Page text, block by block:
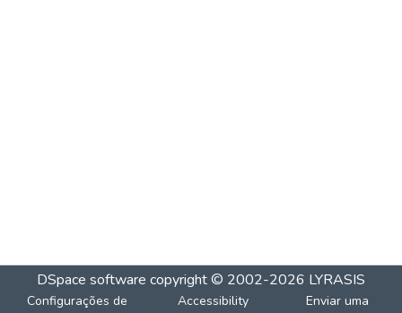
DSpace software copyright © 2002-2026 LYRASIS
Configurações de
Accessibility
Enviar uma